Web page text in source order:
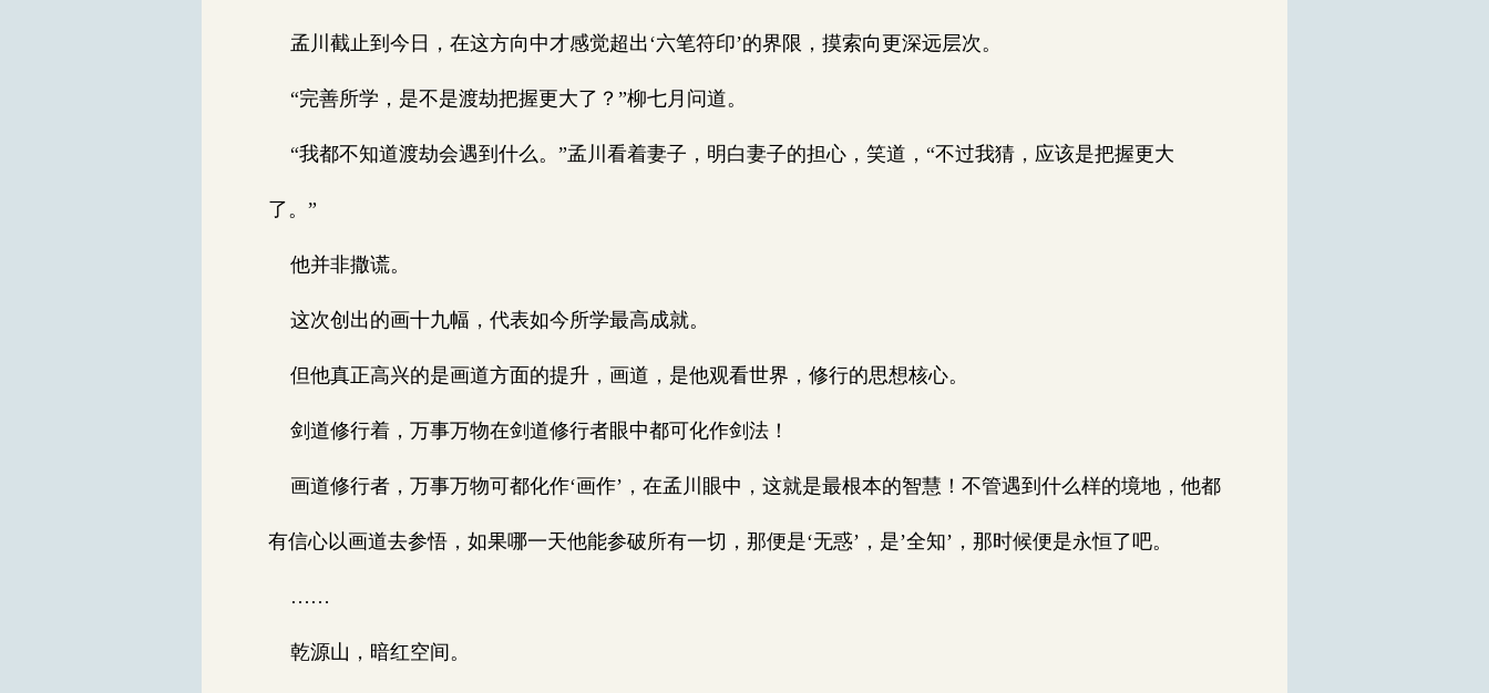
孟川截止到今日，在这方向中才感觉超出‘六笔符印’的界限，摸索向更深远层次。
“完善所学，是不是渡劫把握更大了？”柳七月问道。
“我都不知道渡劫会遇到什么。”孟川看着妻子，明白妻子的担心，笑道，“不过我猜，应该是把握更大
了。”
他并非撒谎。
这次创出的画十九幅，代表如今所学最高成就。
但他真正高兴的是画道方面的提升，画道，是他观看世界，修行的思想核心。
剑道修行着，万事万物在剑道修行者眼中都可化作剑法！
画道修行者，万事万物可都化作‘画作’，在孟川眼中，这就是最根本的智慧！不管遇到什么样的境地，他都
有信心以画道去参悟，如果哪一天他能参破所有一切，那便是‘无惑’，是’全知’，那时候便是永恒了吧。
……
乾源山，暗红空间。